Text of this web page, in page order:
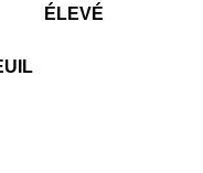
ÉLEVÉ